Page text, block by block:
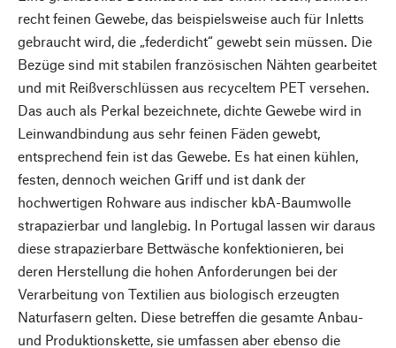
recht feinen Gewebe, das beispielsweise auch für Inletts
gebraucht wird, die „federdicht“ gewebt sein müssen. Die
Bezüge sind mit stabilen französischen Nähten gearbeitet
und mit Reißverschlüssen aus recyceltem PET versehen.
Das auch als Perkal bezeichnete, dichte Gewebe wird in
Leinwandbindung aus sehr feinen Fäden gewebt,
entsprechend fein ist das Gewebe. Es hat einen kühlen,
festen, dennoch weichen Griff und ist dank der
hochwertigen Rohware aus indischer kbA-Baumwolle
strapazierbar und langlebig. In Portugal lassen wir daraus
diese strapazierbare Bettwäsche konfektionieren, bei
deren Herstellung die hohen Anforderungen bei der
Verarbeitung von Textilien aus biologisch erzeugten
Naturfasern gelten. Diese betreffen die gesamte Anbau-
und Produktionskette, sie umfassen aber ebenso die